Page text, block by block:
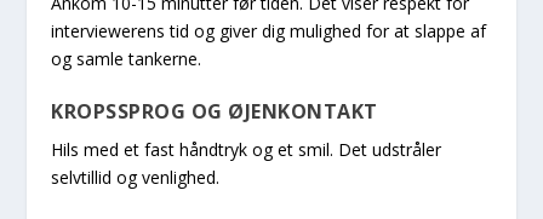
interviewerens tid og giver dig mulighed for at slappe af
og samle tankerne.
KROPSSPROG OG ØJENKONTAKT
Hils med et fast håndtryk og et smil. Det udstråler
selvtillid og venlighed.